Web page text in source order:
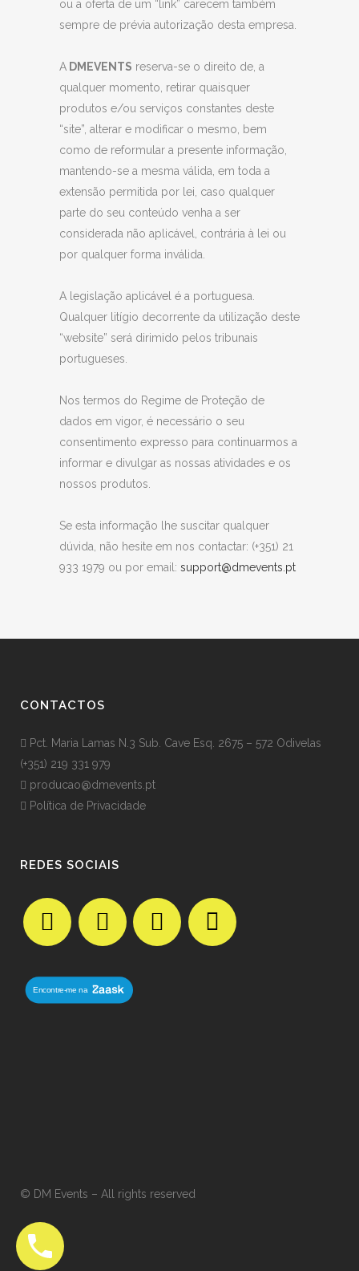
ou a oferta de um “link” carecem também
sempre de prévia autorização desta empresa.
A DMEVENTS reserva-se o direito de, a
qualquer momento, retirar quaisquer
produtos e/ou serviços constantes deste
“site”, alterar e modificar o mesmo, bem
como de reformular a presente informação,
mantendo-se a mesma válida, em toda a
extensão permitida por lei, caso qualquer
parte do seu conteúdo venha a ser
considerada não aplicável, contrária à lei ou
por qualquer forma inválida.
A legislação aplicável é a portuguesa.
Qualquer litígio decorrente da utilização deste
“website” será dirimido pelos tribunais
portugueses.
Nos termos do Regime de Proteção de
dados em vigor, é necessário o seu
consentimento expresso para continuarmos a
informar e divulgar as nossas atividades e os
nossos produtos.
Se esta informação lhe suscitar qualquer
dúvida, não hesite em nos contactar: (+351) 21
933 1979 ou por email: support@dmevents.pt
CONTACTOS
Pct. Maria Lamas N.3 Sub. Cave Esq. 2675 – 572 Odivelas
(+351) 219 331 979
producao@dmevents.pt
Política de Privacidade
REDES SOCIAIS
© DM Events – All rights reserved